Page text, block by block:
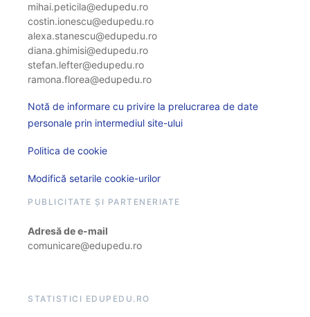
mihai.peticila@edupedu.ro
costin.ionescu@edupedu.ro
alexa.stanescu@edupedu.ro
diana.ghimisi@edupedu.ro
stefan.lefter@edupedu.ro
ramona.florea@edupedu.ro
Notă de informare cu privire la prelucrarea de date
personale prin intermediul site-ului
Politica de cookie
Modifică setarile cookie-urilor
PUBLICITATE ȘI PARTENERIATE
Adresă de e-mail
comunicare@edupedu.ro
STATISTICI EDUPEDU.RO